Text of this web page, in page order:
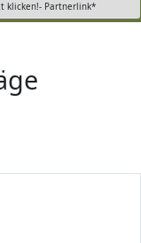
klicken!- Partnerlink*